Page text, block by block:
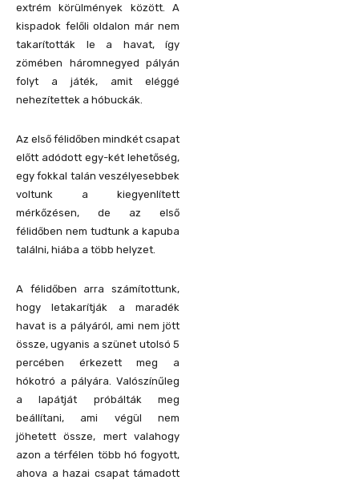
extrém körülmények között. A
kispadok felőli oldalon már nem
takarították le a havat, így
zömében háromnegyed pályán
folyt a játék, amit eléggé
nehezítettek a hóbuckák.
Az első félidőben mindkét csapat
előtt adódott egy-két lehetőség,
egy fokkal talán veszélyesebbek
voltunk a kiegyenlített
mérkőzésen, de az első
félidőben nem tudtunk a kapuba
találni, hiába a több helyzet.
A félidőben arra számítottunk,
hogy letakarítják a maradék
havat is a pályáról, ami nem jött
össze, ugyanis a szünet utolsó 5
percében érkezett meg a
hókotró a pályára. Valószínűleg
a lapátját próbálták meg
beállítani, ami végül nem
jöhetett össze, mert valahogy
azon a térfélen több hó fogyott,
ahova a hazai csapat támadott